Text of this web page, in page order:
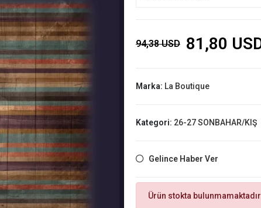
94,38 USD 81,80
Marka: La Boutique
Kategori: 26-27 SONBAHAR/KIŞ
Gelince Haber Ver
Ürün stokta bulunmamaktadır.